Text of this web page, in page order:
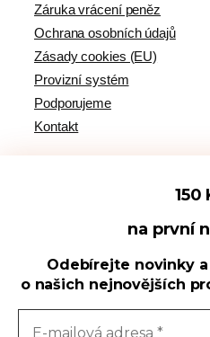
Spravovat
Používáme cookies k optimalizaci
služeb.
150
na první
Odebírejte novinky
o našich nejnovějších
Záruka vrácení peněz
Ochrana osobních údajů
Zásady cookies (EU)
Provizní systém
Podporujeme
Kontakt
Tipy pro WordPress
WPlama.cz: WordPress